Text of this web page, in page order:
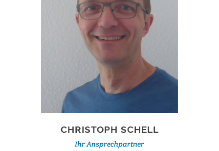
CHRISTOPH SCHELL
Ihr Ansprechpartner